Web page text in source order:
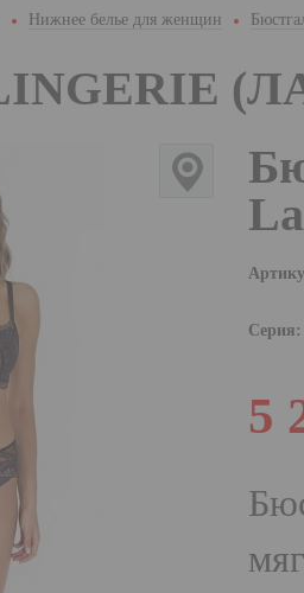
Нижнее белье для женщин
Серия:
5